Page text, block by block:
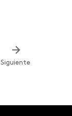
Siguiente